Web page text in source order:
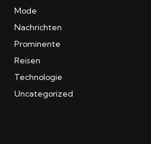
Mode
Nachrichten
Prominente
Reisen
Technologie
Uncategorized